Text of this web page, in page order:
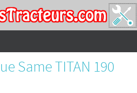
Same TITAN 190